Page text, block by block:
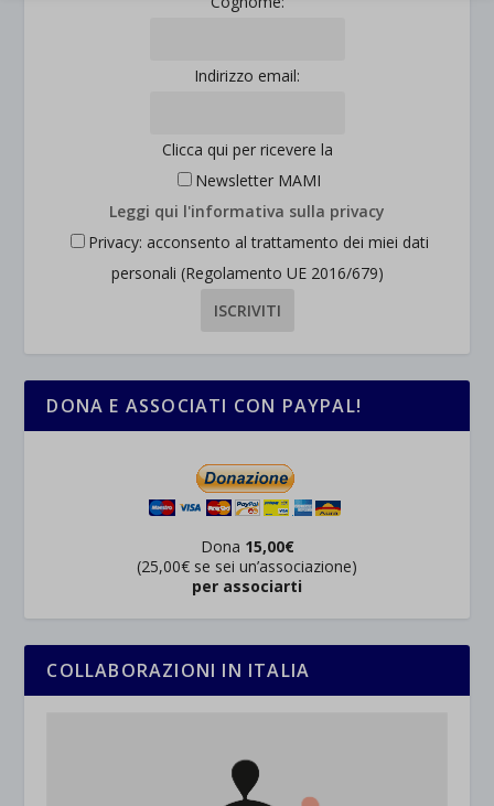
Indirizzo email:
Clicca qui per ricevere la
Newsletter MAMI
Leggi qui l'informativa sulla privacy
Privacy: acconsento al trattamento dei miei dati
personali (Regolamento UE 2016/679)
DONA E ASSOCIATI CON PAYPAL!
Dona 15,00€
(25,00€ se sei un’associazione)
per associarti
COLLABORAZIONI IN ITALIA
esplicitamente categorizzati.
Mostra dettagli
et-saved-post*